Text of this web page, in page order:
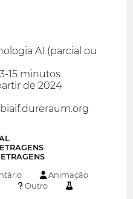
AI (parcial ou
15 minutos
de 2024
Animação
Outro